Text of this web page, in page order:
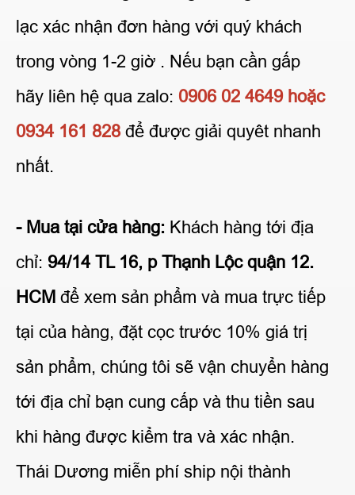
lạc xác nhận đơn hàng với quý khách
trong vòng 1-2 giờ . Nếu bạn cần gấp
hãy liên hệ qua zalo: 0906 02 4649 hoặc
0934 161 828để được giải quyêt nhanh
nhất.
- Mua tại cửa hàng: Khách hàng tới địa
chỉ: 94/14 TL 16, p Thạnh Lộc quận 12.
HCM để xem sản phẩm và mua trực tiếp
tại của hàng, đặt cọc trước 10% giá trị
sản phẩm, chúng tôi sẽ vận chuyển hàng
tới địa chỉ bạn cung cấp và thu tiền sau
khi hàng được kiểm tra và xác nhận.
Thái Dương miễn phí ship nội thành